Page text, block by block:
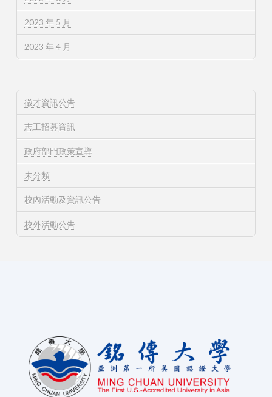
2023 年 5 月
2023 年 4 月
徵才資訊公告
志工招募資訊
政府部門政策宣導
未分類
校內活動及資訊公告
校外活動公告